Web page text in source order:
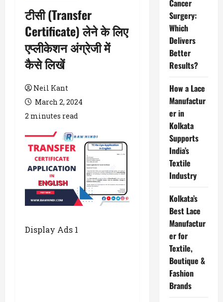
टीसी (Transfer
Certificate) लेने के लिए
एप्लीकेशन अंग्रेजी में
कैसे लिखें
Neil Kant
March 2, 2024
2 minutes read
Display Ads 1
Cancer
Surgery:
Which
Delivers
Better
Results?
How a Lace
Manufactur
er in
Kolkata
Supports
India’s
Textile
Industry
Kolkata’s
Best Lace
Manufactur
er for
Textile,
Boutique &
Fashion
Brands